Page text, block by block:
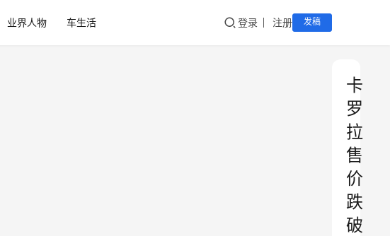
业界人物 车生活 登录 注册 发稿
卡
罗
拉
售
价
跌
破